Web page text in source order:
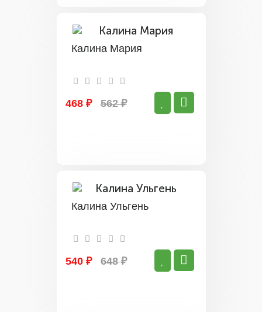
Калина Мария
468 ₽ 562 ₽
Калина Ульгень
540 ₽ 648 ₽